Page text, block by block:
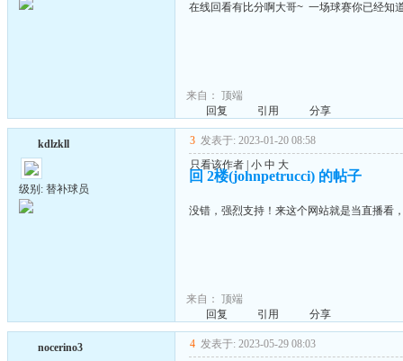
在线回看有比分啊大哥~ 一场球赛你已经知
来自： 顶端
回复
引用 分享
kdlzkll
级别: 替补球员
3 发表于: 2023-01-20 08:58
只看该作者 小 中 大
回 2楼(johnpetrucci) 的帖子
没错，强烈支持！来这个网站就是当直播看
来自： 顶端
回复
引用 分享
nocerino3 4 发表于: 2023-05-29 08:03